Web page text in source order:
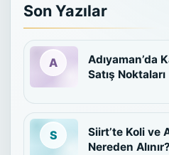
Son Yazılar
Adıyaman’da
Satış Noktaları
Siirt’te Koli ve
Nereden Alınır?